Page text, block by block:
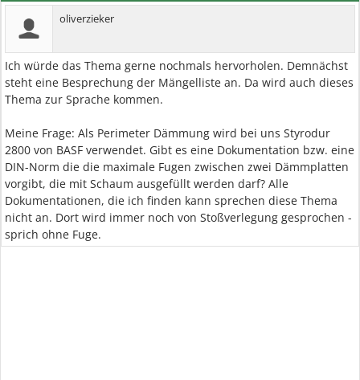
oliverzieker
Ich würde das Thema gerne nochmals hervorholen. Demnächst
steht eine Besprechung der Mängelliste an. Da wird auch dieses
Thema zur Sprache kommen.
Meine Frage: Als Perimeter Dämmung wird bei uns Styrodur
2800 von BASF verwendet. Gibt es eine Dokumentation bzw. eine
DIN-Norm die die maximale Fugen zwischen zwei Dämmplatten
vorgibt, die mit Schaum ausgefüllt werden darf? Alle
Dokumentationen, die ich finden kann sprechen diese Thema
nicht an. Dort wird immer noch von Stoßverlegung gesprochen -
sprich ohne Fuge.